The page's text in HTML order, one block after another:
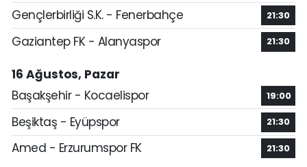
Gençlerbirliği S.K. - Fenerbahçe 21:30
Gaziantep FK - Alanyaspor 21:30
16 Ağustos, Pazar
Başakşehir - Kocaelispor
19:00
Beşiktaş - Eyüpspor 21:30
Amed - Erzurumspor FK 21:30